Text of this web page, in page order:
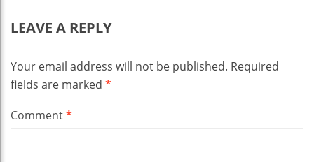
LEAVE A REPLY
Your email address will not be published. Required
fields are marked *
Comment*